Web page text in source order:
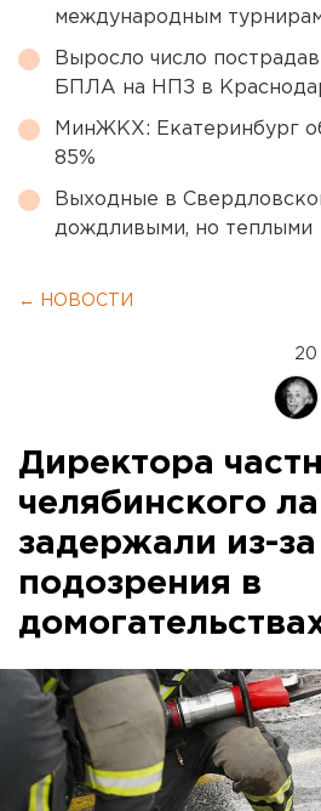
международным
Выросло число
БПЛА на НПЗ в
МинЖКХ: Екатеринбург
85%
Выходные в
дождливыми, но теплыми
← НОВОСТИ
20
Директора
челябинского
задержали из-за
подозрения в